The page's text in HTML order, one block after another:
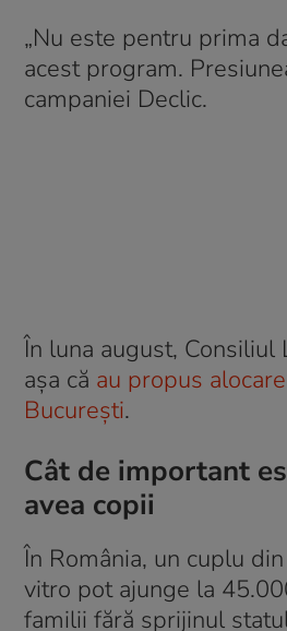
„Nu este pentru prima
acest program.
campaniei Declic.
În luna august,
așa că au propus
București.
Cât de important
avea copii
În România, un cuplu
vitro pot ajunge la
familii fără sprijinul